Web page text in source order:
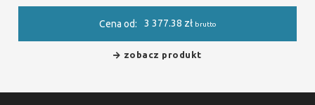
Cena od: 3 377.38 zł brutto
zobacz produkt